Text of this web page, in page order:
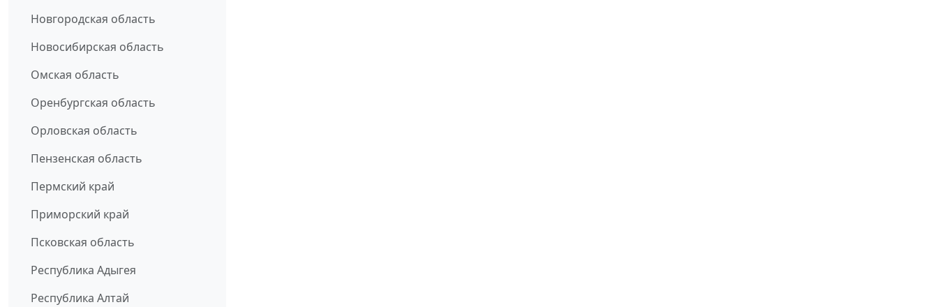
Новгородская область
Новосибирская область
Омская область
Оренбургская область
Орловская область
Пензенская область
Пермский край
Приморский край
Псковская область
Республика Адыгея
Республика Алтай